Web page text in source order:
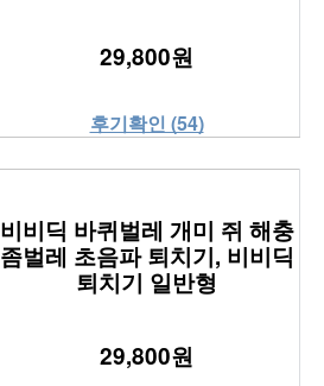
29,800원
후기확인 (54)
비비딕 바퀴벌레 개미 쥐 해충
좀벌레 초음파 퇴치기, 비비딕
퇴치기 일반형
29,800원